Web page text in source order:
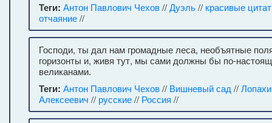
Теги: Антон Павлович Чехов//Дуэль// красивые
отчаяние//
Господи, ты дал нам громадные леса, необъятные
горизонты и, живя тут, мы сами должны бы по-
великанами.
Теги: Антон Павлович Чехов// Вишневый сад //
Алексеевич // русские// Россия //